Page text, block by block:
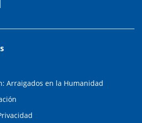
Arraigados en la Humanidad